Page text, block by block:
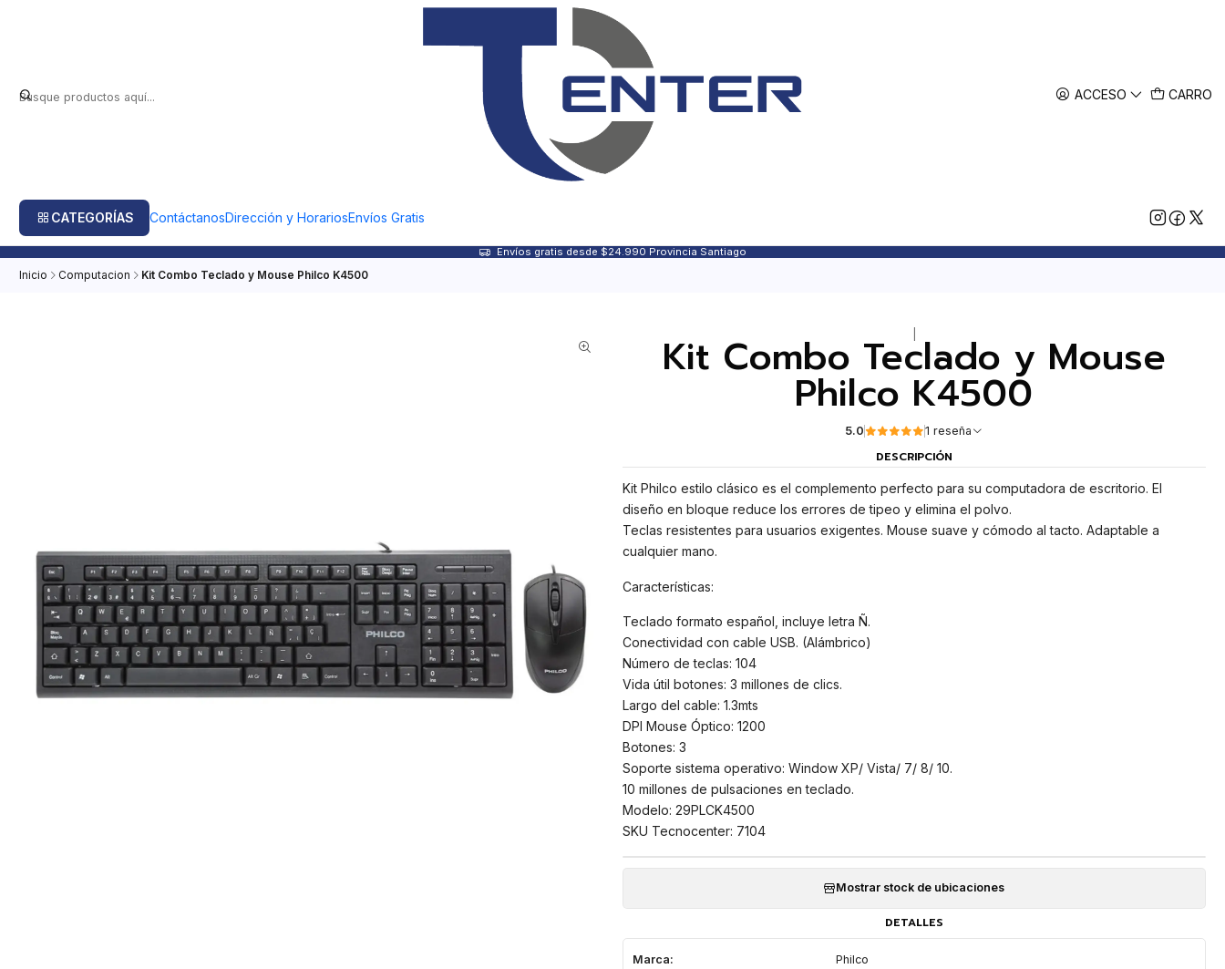
ACCESO CARRO
CATEGORÍAS ContáctanosDirección y HorariosEnvíos Gratis
Envíos gratis desde $24.990 Provincia Santiago
Inicio Computacion Kit Combo Teclado y Mouse Philco K4500
Kit Combo Teclado y Mouse
Philco K4500
5.0 1 reseña
DESCRIPCIÓN
Kit Philco estilo clásico es el complemento perfecto para su computadora de escritorio. El
diseño en bloque reduce los errores de tipeo y elimina el polvo.
Teclas resistentes para usuarios exigentes. Mouse suave y cómodo al tacto. Adaptable a
cualquier mano.
Características:
Teclado formato español, incluye letra Ñ.
Conectividad con cable USB. (Alámbrico)
Número de teclas: 104
Vida útil botones: 3 millones de clics.
Largo del cable: 1.3mts
DPI Mouse Óptico: 1200
Botones: 3
Soporte sistema operativo: Window XP/ Vista/ 7/ 8/ 10.
10 millones de pulsaciones en teclado.
Modelo: 29PLCK4500
SKU Tecnocenter: 7104
Mostrar stock de ubicaciones
DETALLES
Marca: Philco